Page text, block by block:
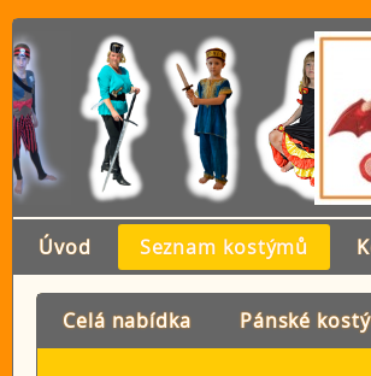
Úvod Seznam kostýmů
Celá nabídka Pánské